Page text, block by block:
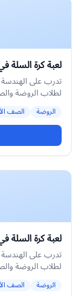
لعبة كرة
تدرب على
لطلاب الروضة
الروضة الصف
لعبة كرة
تدرب على
لطلاب الروضة
الروضة الصف